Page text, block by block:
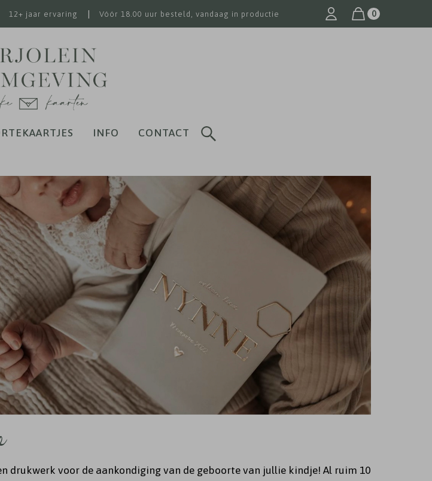
12+ jaar ervaring Vóór 18.00 uur besteld, vandaag in productie 0
INFO CONTACT
drukwerk voor de aankondiging van de geboorte van jullie kindje! Al ruim 10